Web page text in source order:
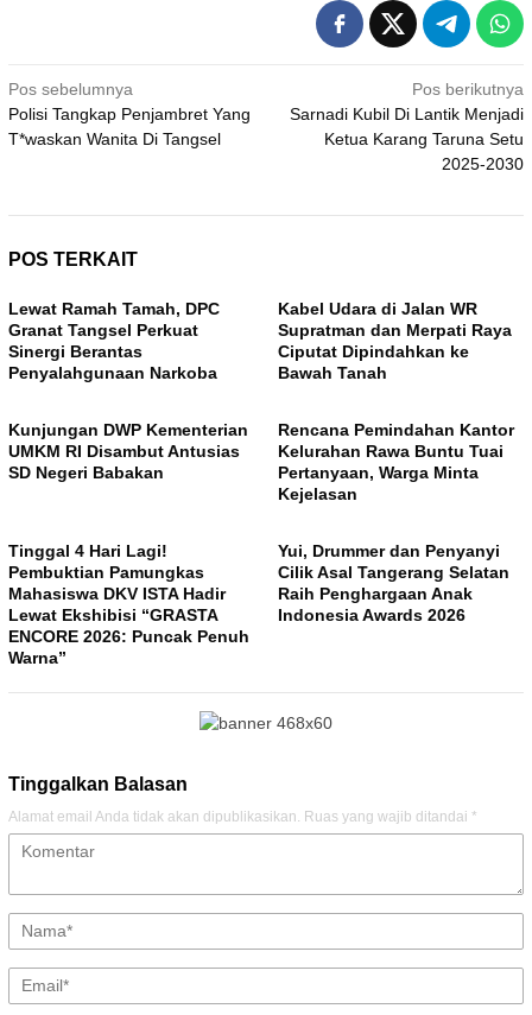
Navigasi
pos
Pos sebelumnya
Polisi Tangkap Penjambret Yang
T*waskan Wanita Di Tangsel
Pos berikutnya
Sarnadi Kubil Di Lantik Menjadi
Ketua Karang Taruna Setu
2025-2030
POS TERKAIT
Lewat Ramah Tamah, DPC
Granat Tangsel Perkuat
Sinergi Berantas
Penyalahgunaan Narkoba
Kabel Udara di Jalan WR
Supratman dan Merpati Raya
Ciputat Dipindahkan ke
Bawah Tanah
Kunjungan DWP Kementerian
UMKM RI Disambut Antusias
SD Negeri Babakan
Rencana Pemindahan Kantor
Kelurahan Rawa Buntu Tuai
Pertanyaan, Warga Minta
Kejelasan
Tinggal 4 Hari Lagi!
Pembuktian Pamungkas
Mahasiswa DKV ISTA Hadir
Lewat Ekshibisi “GRASTA
ENCORE 2026: Puncak Penuh
Warna”
Yui, Drummer dan Penyanyi
Cilik Asal Tangerang Selatan
Raih Penghargaan Anak
Indonesia Awards 2026
Tinggalkan Balasan
Alamat email Anda tidak akan dipublikasikan. Ruas yang wajib ditandai *